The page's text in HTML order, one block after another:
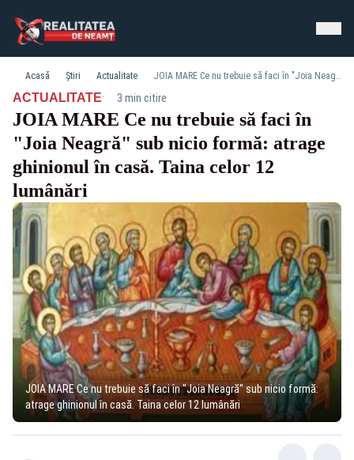
Acasă Știri Actualitate JOIA MARE Ce nu trebuie să faci în "Joia Neagră" sub nicio formă: atrage ghinionul în casă. Taina celor 12 lumânări
ACTUALITATE· 3 min citire
JOIA MARE Ce nu trebuie să faci în
"Joia Neagră" sub nicio formă: atrage
ghinionul în casă. Taina celor 12
lumânări
JOIA MARE Ce nu trebuie să faci în "Joia Neagră" sub nicio formă:
atrage ghinionul în casă. Taina celor 12 lumânări